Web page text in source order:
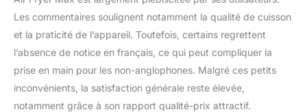
Les commentaires soulignent notamment la qualité de cuisson
et la praticité de l’appareil. Toutefois, certains regrettent
l’absence de notice en français, ce qui peut compliquer la
prise en main pour les non-anglophones. Malgré ces petits
inconvénients, la satisfaction générale reste élevée,
notamment grâce à son rapport qualité-prix attractif.